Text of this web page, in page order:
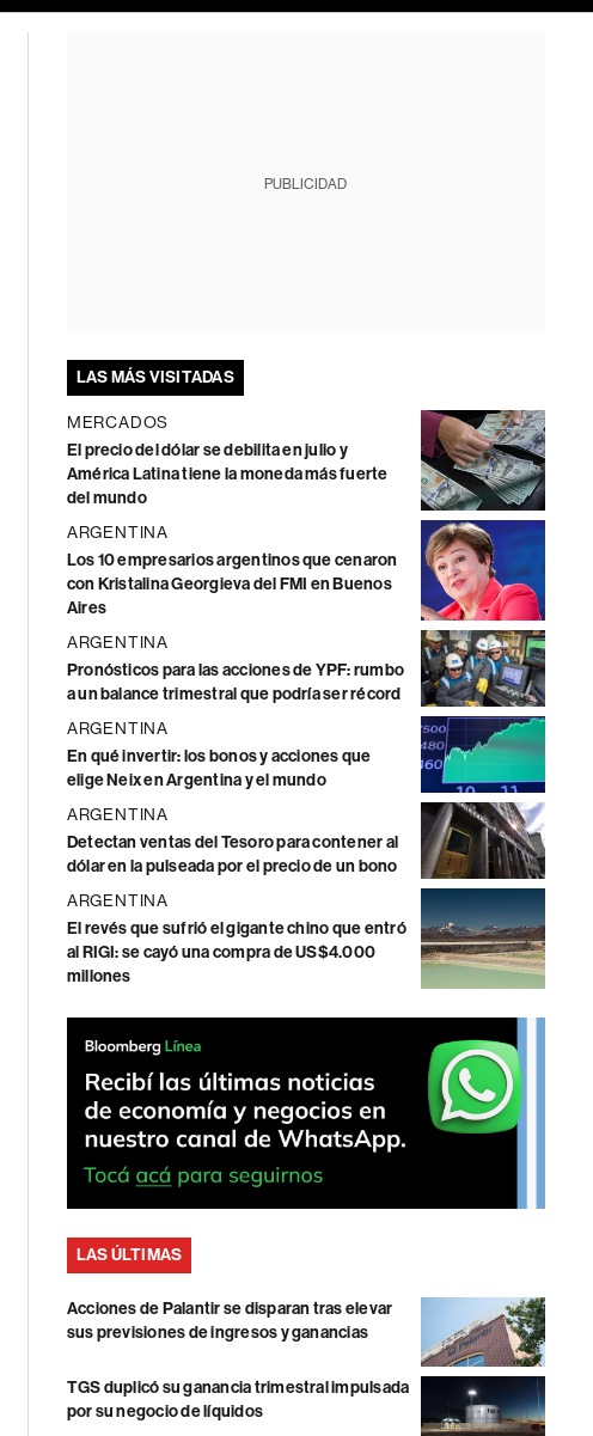
PUBLICIDAD
LAS MÁS VISITADAS
MERCADOS
El precio del dólar se debilita en julio y
América Latina tiene la moneda más fuerte
del mundo
ARGENTINA
Los 10 empresarios argentinos que cenaron
con Kristalina Georgieva del FMI en Buenos
Aires
ARGENTINA
Pronósticos para las acciones de YPF: rumbo
a un balance trimestral que podría ser récord
ARGENTINA
En qué invertir: los bonos y acciones que
elige Neix en Argentina y el mundo
ARGENTINA
Detectan ventas del Tesoro para contener al
dólar en la pulseada por el precio de un bono
ARGENTINA
El revés que sufrió el gigante chino que entró
al RIGI: se cayó una compra de US$4.000
millones
LAS ÚLTIMAS
Acciones de Palantir se disparan tras elevar
sus previsiones de ingresos y ganancias
TGS duplicó su ganancia trimestral impulsada
por su negocio de líquidos